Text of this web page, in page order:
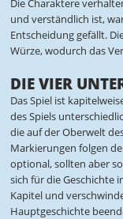
Die Charaktere
und verständlich ist,
Entscheidung gefällt.
Würze, wodurch das
DIE VIER
Das Spiel ist
des Spiels
die auf der Oberwelt
Markierungen folgen
optional, sollten aber
sich für die Geschichte
Kapitel und
Hauptgeschichte